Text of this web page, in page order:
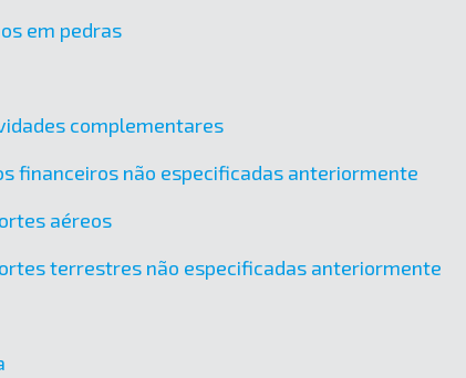
em pedras
complementares
financeiros não especificadas anteriormente
aéreos
terrestres não especificadas anteriormente